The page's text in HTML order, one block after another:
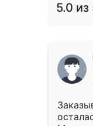
5.0 из